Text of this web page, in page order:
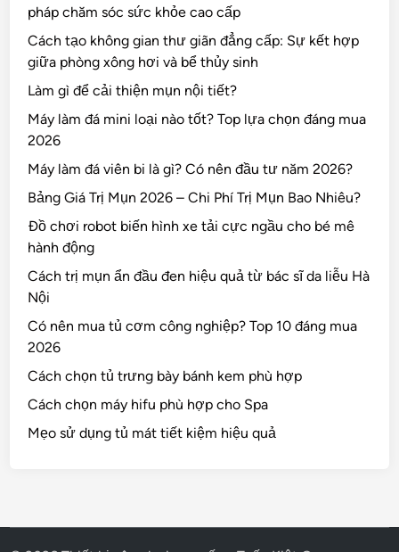
pháp chăm sóc sức khỏe cao cấp
Cách tạo không gian thư giãn đẳng cấp: Sự kết hợp
giữa phòng xông hơi và bể thủy sinh
Làm gì để cải thiện mụn nội tiết?
Máy làm đá mini loại nào tốt? Top lựa chọn đáng mua
2026
Máy làm đá viên bi là gì? Có nên đầu tư năm 2026?
Bảng Giá Trị Mụn 2026 – Chi Phí Trị Mụn Bao Nhiêu?
Đồ chơi robot biến hình xe tải cực ngầu cho bé mê
hành động
Cách trị mụn ẩn đầu đen hiệu quả từ bác sĩ da liễu Hà
Nội
Có nên mua tủ cơm công nghiệp? Top 10 đáng mua
2026
Cách chọn tủ trưng bày bánh kem phù hợp
Cách chọn máy hifu phù hợp cho Spa
Mẹo sử dụng tủ mát tiết kiệm hiệu quả